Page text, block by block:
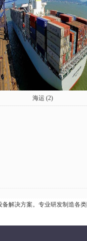
海运 (2)
解决方案。专业研发制造各